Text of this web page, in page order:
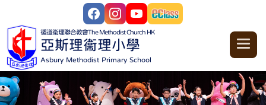
循道衞理聯合教會The Methodist Church HK
亞斯理衞理小學
Asbury Methodist Primary School